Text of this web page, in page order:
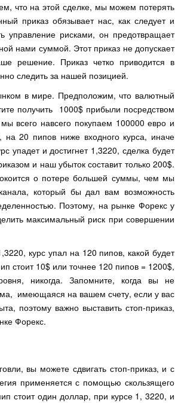
что на этой сделке, мы можем потерять
приказ обязывает нас, как следует и
управление рисками, он предотвращает
нами суммой. Этот приказ не допускает
решение. Приказ четко приводится в
следить за нашей позицией.
в мире. Предположим, что валютный
получить 1000$ прибыли посредством
всего навсего покупаем 100000 евро и
на 20 пипов ниже входного курса, иначе
упадет и достигнет 1,3220, сделка будет
и наш убыток составит только 200$.
о потере большей суммы, чем мы
который бы дал вам возможность
Поэтому, на рынке Форекс у
максимальный риск при совершении
курс упал на 120 пипов, какой будет
стоит 10$ или точнее 120 пипов = 1200$,
никогда. Запомните, когда вы не
имеющаяся на вашем счету, если у вас
поэтому важно выставить стоп-приказ,
Форекс.
вы можете сдвигать стоп-приказ, и с
применяется с помощью скользящего
стоит один доллар, при курсе 1, 3220, и